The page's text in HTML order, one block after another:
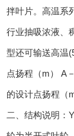
拌叶片。高温系
行业抽吸浓液、
型还可输送高温
点扬程（m） A
的设计点扬程（
二、结构说明：